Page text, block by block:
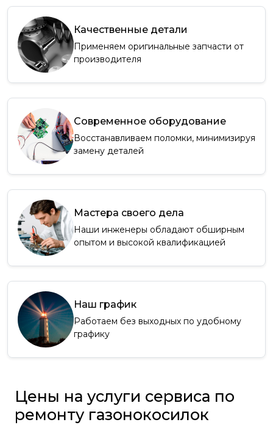
Качественные детали
Применяем оригинальные запчасти от
производителя
Современное оборудование
Восстанавливаем поломки, минимизируя
замену деталей
Мастера своего дела
Наши инженеры обладают обширным
опытом и высокой квалификацией
Наш график
Работаем без выходных по удобному
графику
Цены на услуги сервиса по
ремонту газонокосилок